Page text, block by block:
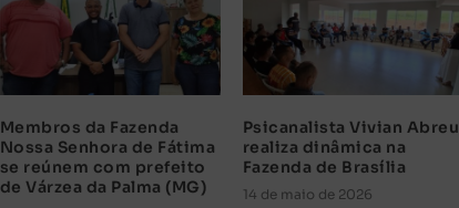
Membros da Fazenda
Nossa Senhora de Fátima
se reúnem com prefeito
de Várzea da Palma (MG)
Psicanalista Vivian Abreu
realiza dinâmica na
Fazenda de Brasília
14 de maio de 2026